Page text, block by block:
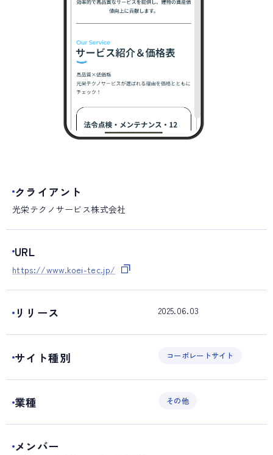
クライアント
光栄テクノサービス株式会社
URL
https://www.koei-tec.jp/
リリース 2025.06.03
サイト種別 コーポレートサイト
業種 その他
メンバー